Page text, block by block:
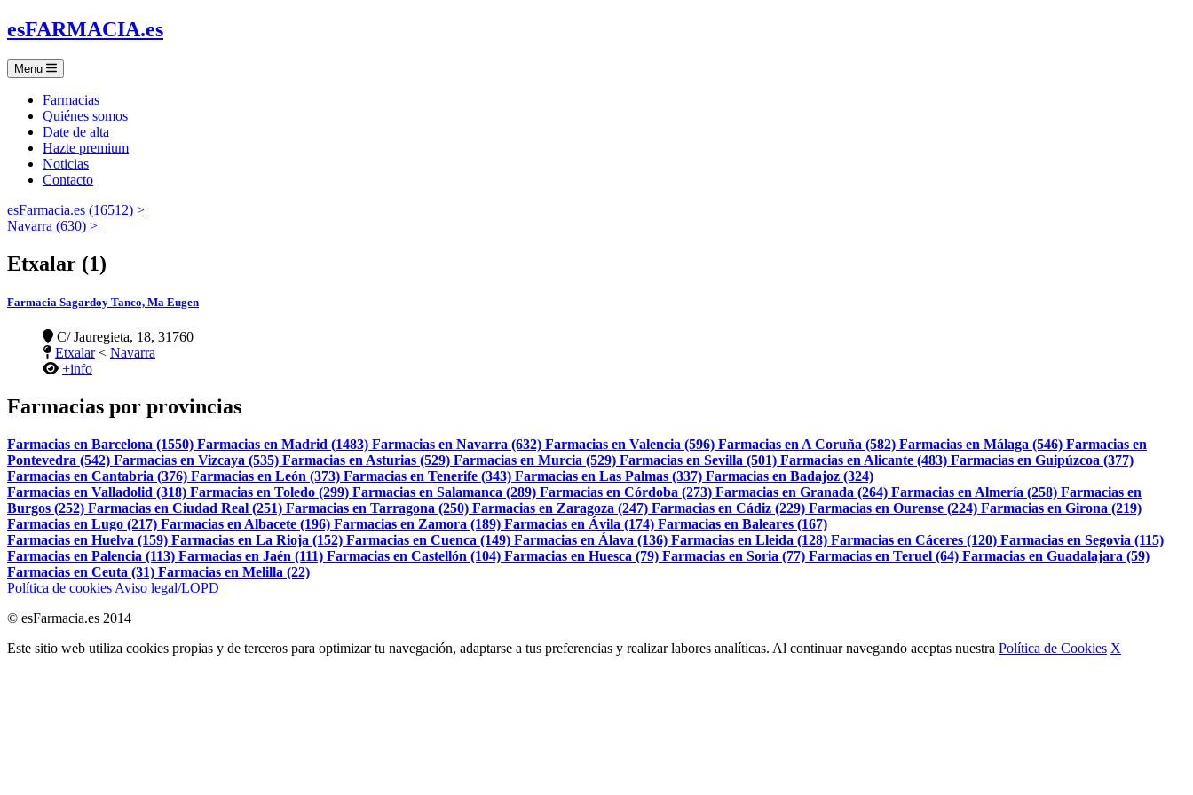
esFARMACIA.es
Menu
Farmacias
Quiénes somos
Date de alta
Hazte premium
Noticias
Contacto
esFarmacia.es (16512) >
Navarra (630) >
Etxalar (1)
Farmacia Sagardoy Tanco, Ma Eugen
C/ Jauregieta, 18, 31760
Etxalar< Navarra
+info
Farmacias por provincias
Farmacias en Barcelona (1550) Farmacias en Madrid (1483) Farmacias en Navarra (632) Farmacias en Valencia (596) Farmacias en A Coruña (582) Farmacias en Málaga (546) Farmacias en
Pontevedra (542) Farmacias en Vizcaya (535) Farmacias en Asturias (529) Farmacias en Murcia (529) Farmacias en Sevilla (501) Farmacias en Alicante (483) Farmacias en Guipúzcoa (377)
Farmacias en Cantabria (376) Farmacias en León (373) Farmacias en Tenerife (343) Farmacias en Las Palmas (337) Farmacias en Badajoz (324)
Farmacias en Valladolid (318) Farmacias en Toledo (299) Farmacias en Salamanca (289) Farmacias en Córdoba (273) Farmacias en Granada (264) Farmacias en Almería (258) Farmacias en
Burgos (252) Farmacias en Ciudad Real (251) Farmacias en Tarragona (250) Farmacias en Zaragoza (247) Farmacias en Cádiz (229) Farmacias en Ourense (224) Farmacias en Girona (219)
Farmacias en Lugo (217) Farmacias en Albacete (196) Farmacias en Zamora (189) Farmacias en Ávila (174) Farmacias en Baleares (167)
Farmacias en Huelva (159) Farmacias en La Rioja (152) Farmacias en Cuenca (149) Farmacias en Álava (136) Farmacias en Lleida (128) Farmacias en Cáceres (120) Farmacias en Segovia (115)
Farmacias en Palencia (113) Farmacias en Jaén (111) Farmacias en Castellón (104) Farmacias en Huesca (79) Farmacias en Soria (77) Farmacias en Teruel (64) Farmacias en Guadalajara (59)
Farmacias en Ceuta (31) Farmacias en Melilla (22)
Política de cookies Aviso legal/LOPD
© esFarmacia.es 2014
Este sitio web utiliza cookies propias y de terceros para optimizar tu navegación, adaptarse a tus preferencias y realizar labores analíticas. Al continuar navegando aceptas nuestra Política de Cookies X